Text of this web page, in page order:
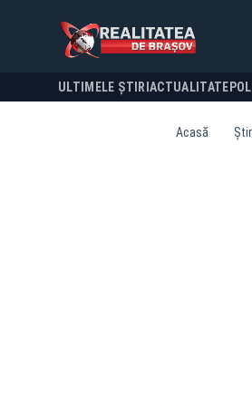
ULTIMELE ȘTIRI ACTUALITATE
Acasă